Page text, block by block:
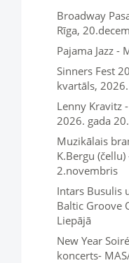
Broadway
Rīga,
Pajama Jazz -
Sinners Fest
kvartāls,
Lenny Kravitz
2026. gada
Muzikālais
K.Bergu
2.novembris
Intars Busulis
Baltic Groove
Liepājā
New Year
koncerts-